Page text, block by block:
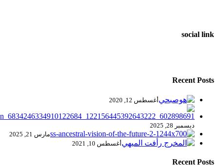
social link
Recent Posts
أغسطس 12, 2020
ديسمبر 28, 2025
مارس 21, 2025
أغسطس 10, 2021
Recent Posts